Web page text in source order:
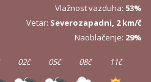
Vlažnost vazduha: 53%
Vetar: Severozapadni, 2 km/č
Naoblačenje: 29%
02č 05č 08č 11č